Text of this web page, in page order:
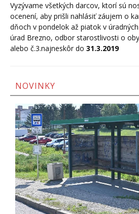
Vyzývame všetkých darcov, ktorí sú
ocenení, aby prišli nahlásiť záujem o
dňoch v pondelok až piatok v
úrad Brezno, odbor starostlivosti o
alebo č.3.najneskôr do 31.3.2019
NOVINKY